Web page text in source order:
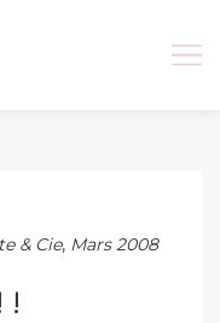
& Cie, Mars 2008